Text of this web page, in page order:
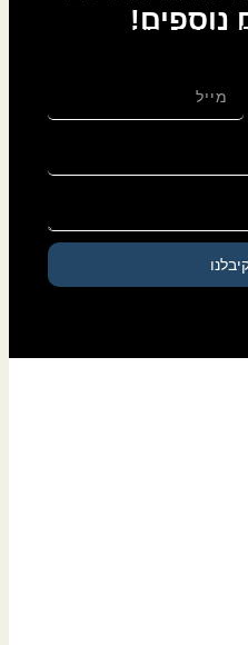
נוספים!
קלפי מזוזה – סט 10 קלפי מזוזות מהודרת – כתב